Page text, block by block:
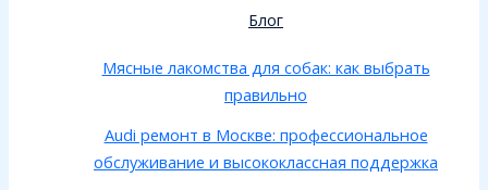
Блог
Мясные лакомства для собак: как выбрать
правильно
Audi ремонт в Москве: профессиональное
обслуживание и высококлассная поддержка